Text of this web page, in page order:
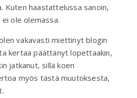
Kuten haastattelussa sanoin,
ole olemassa.
vakavasti miettinyt blogin
kertaa päättänyt lopettaakin,
jatkanut, sillä koen
myös tästä muutoksesta,